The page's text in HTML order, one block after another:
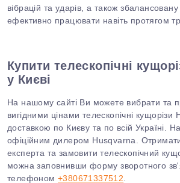
вібрацій та ударів, а також
ефективно працювати навіть протягом
Купити телескопічні
у Києві
На нашому сайті Ви можете вибрати та
вигідними цінами телескопічні кущорізи
доставкою по Києву та по всій Україні.
офіційним дилером Husqvarna.
експерта та замовити телескопічний
можна заповнивши форму зворотного
телефоном +380671337512